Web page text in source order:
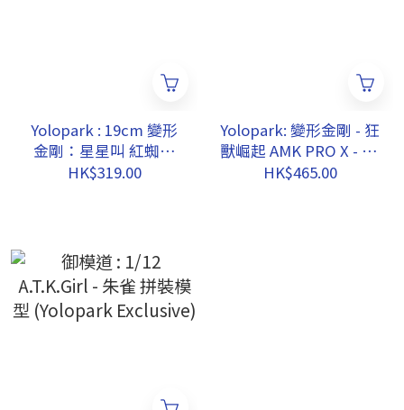
Yolopark : 19cm 變形
金剛：星星叫 紅蜘蛛
模型套件 (AMK Pro)
HK$319.00
Yolopark: 變形金剛 - 狂
獸崛起 AMK PRO X - T7
聖猿 組裝模型
HK$465.00